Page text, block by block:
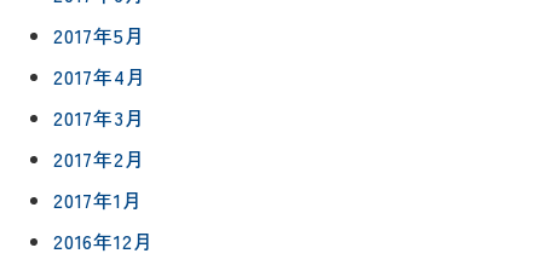
2017年5月
2017年4月
2017年3月
2017年2月
2017年1月
2016年12月